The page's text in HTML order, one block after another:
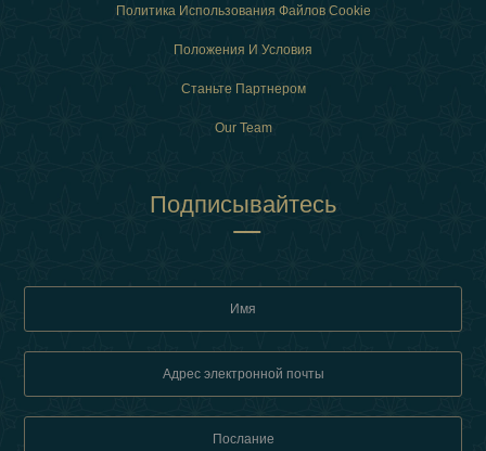
Политика Использования Файлов Cookie
Положения И Условия
Станьте Партнером
Our Team
Подписывайтесь